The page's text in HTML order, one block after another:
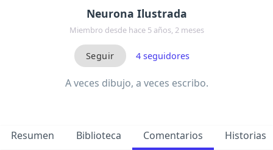
Neurona Ilustrada
Miembro desde hace 5 años, 2 meses
4seguidores
A veces dibujo, a veces escribo.
Resumen Biblioteca Comentarios Historias